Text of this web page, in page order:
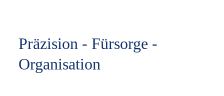
Präzision - Fürsorge -
Organisation